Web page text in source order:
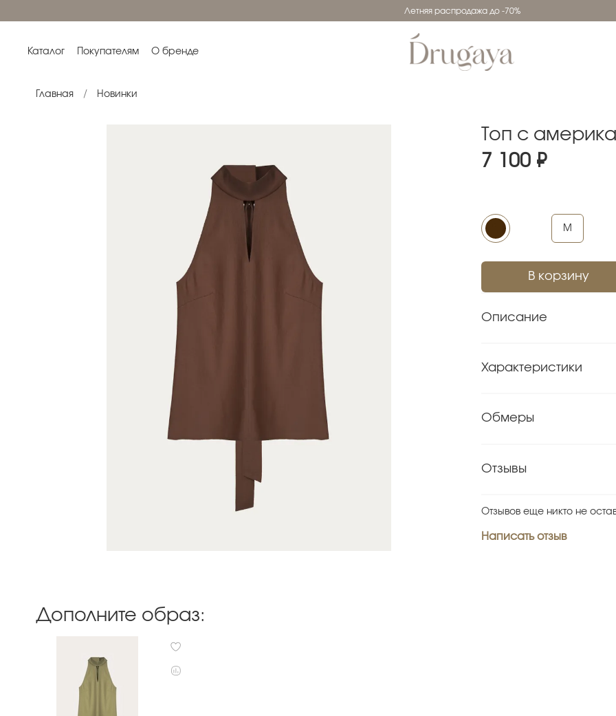
Летняя распродажа до -70%
Каталог Покупателям О бренде
Главная Новинки
Топ с
7 100 ₽
В корзину
M
Описание
Характеристики
Обмеры
Отзывы
Отзывов еще никто не
Написать отзыв
Дополните образ: